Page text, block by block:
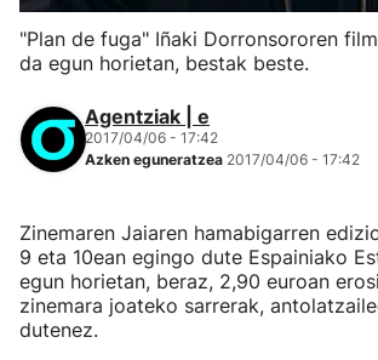
"Plan de fuga" Iñaki Dorronsororen
da egun horietan, bestak beste.
Agentziak | e
2017/04/06 - 17:42
Azken eguneratzea 2017/04/06 - 17:42
Zinemaren Jaiaren hamabigarren
9 eta 10ean egingo dute Espainiako
egun horietan, beraz, 2,90 euroan
zinemara joateko sarrerak,
dutenez.